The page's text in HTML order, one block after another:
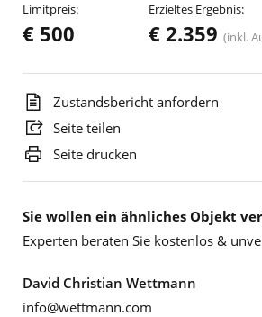
Limitpreis:
€ 500
Erzieltes Ergebnis:
€ 2.359 (inkl.
Zustandsbericht anfordern
Seite teilen
Seite drucken
Sie wollen ein ähnliches Objekt
Experten beraten Sie kostenlos &
David Christian Wettmann
info@wettmann.com